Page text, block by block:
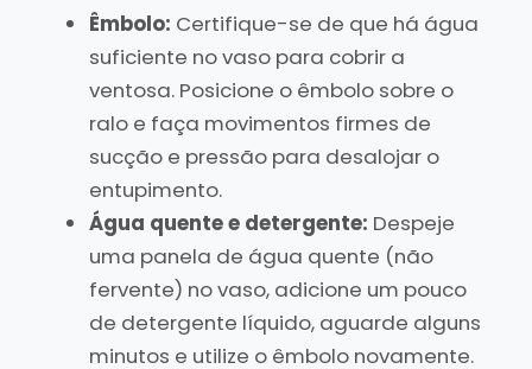
Êmbolo: Certifique-se de que há água
suficiente no vaso para cobrir a
ventosa. Posicione o êmbolo sobre o
ralo e faça movimentos firmes de
sucção e pressão para desalojar o
entupimento.
Água quente e detergente: Despeje
uma panela de água quente (não
fervente) no vaso, adicione um pouco
de detergente líquido, aguarde alguns
minutos e utilize o êmbolo novamente.